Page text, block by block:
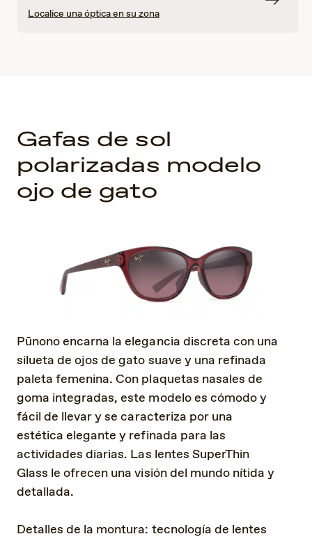
Localice una óptica en su zona
Gafas de sol
polarizadas modelo
ojo de gato
Pūnono encarna la elegancia discreta con una
silueta de ojos de gato suave y una refinada
paleta femenina. Con plaquetas nasales de
goma integradas, este modelo es cómodo y
fácil de llevar y se caracteriza por una
estética elegante y refinada para las
actividades diarias. Las lentes SuperThin
Glass le ofrecen una visión del mundo nítida y
detallada.
Detalles de la montura: tecnología de lentes